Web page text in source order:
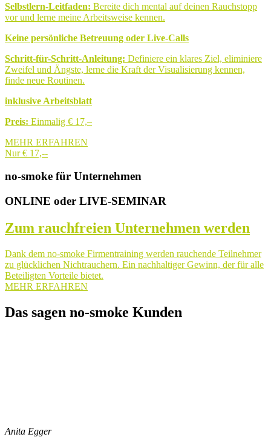
Selbstlern-Leitfaden: Bereite dich mental auf deinen Rauchstopp
vor und lerne meine Arbeitsweise kennen.
Keine persönliche Betreuung oder Live-Calls
Schritt-für-Schritt-Anleitung: Definiere ein klares Ziel, eliminiere
Zweifel und Ängste, lerne die Kraft der Visualisierung kennen,
finde neue Routinen.
inklusive Arbeitsblatt
Preis: Einmalig € 17,–
MEHR ERFAHREN
Nur € 17,--
no-smoke für Unternehmen
ONLINE oder LIVE-SEMINAR
Zum rauchfreien Unternehmen werden
Dank dem no-smoke Firmentraining werden rauchende Teilnehmer
zu glücklichen Nichtrauchern. Ein nachhaltiger Gewinn, der für alle
Beteiligten Vorteile bietet.
MEHR ERFAHREN
Das sagen no-smoke Kunden
Anita Egger